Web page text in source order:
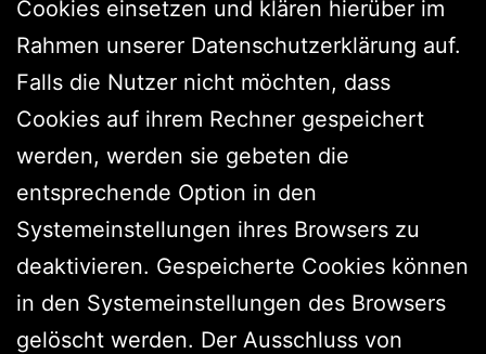
Cookies einsetzen und klären hierüber im
Rahmen unserer Datenschutzerklärung auf.
Falls die Nutzer nicht möchten, dass
Cookies auf ihrem Rechner gespeichert
werden, werden sie gebeten die
entsprechende Option in den
Systemeinstellungen ihres Browsers zu
deaktivieren. Gespeicherte Cookies können
in den Systemeinstellungen des Browsers
gelöscht werden. Der Ausschluss von